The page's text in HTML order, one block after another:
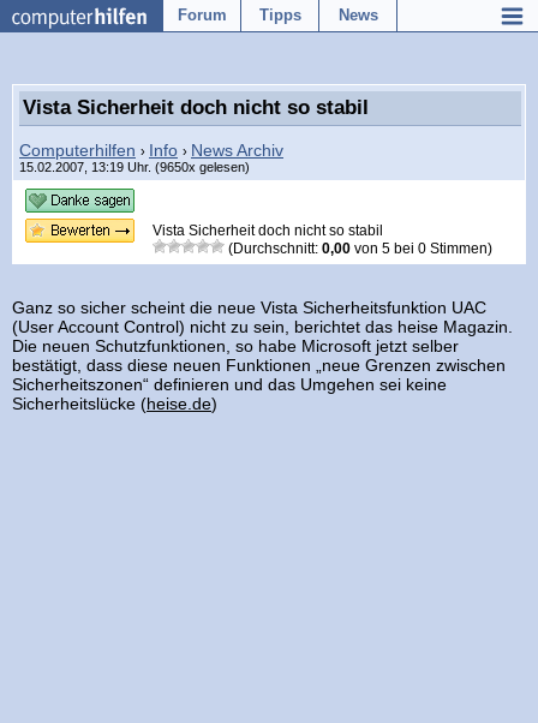
Forum Tipps News
Vista Sicherheit doch nicht so stabil
Computerhilfen › Info › News Archiv
15.02.2007, 13:19 Uhr. (9650x gelesen)
Vista Sicherheit doch nicht so stabil
(Durchschnitt: 0,00 von 5 bei 0 Stimmen)
Ganz so sicher scheint die neue Vista Sicherheitsfunktion UAC
(User Account Control) nicht zu sein, berichtet das heise Magazin.
Die neuen Schutzfunktionen, so habe Microsoft jetzt selber
bestätigt, dass diese neuen Funktionen „neue Grenzen zwischen
Sicherheitszonen“ definieren und das Umgehen sei keine
Sicherheitslücke (heise.de)